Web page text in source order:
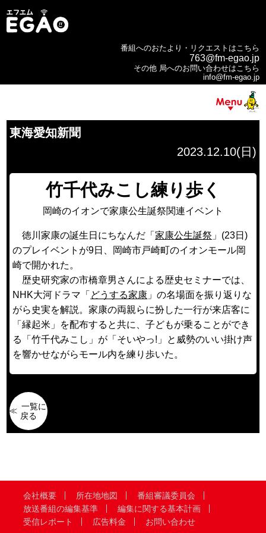
番組へのおたより・リクエストはこちら
763@fm-egao.jp
その他 局へのお問い合わせはこちら
info@fm-egao.jp
東海愛知新聞
2023.12.10(日)
竹千代みこし練り歩く
岡崎のイオンで家康公生誕祭関連イベント
徳川家康の誕生日にちなんだ「家康公生誕祭 」(23日)
のプレイベントが9日、岡崎市戸崎町のイオンモール岡
崎で開かれた。
歴史研究家の市橋章男さんによる歴史セミナーでは、
NHK大河ドラマ「 どうする家康 」の名場面を振り返りな
がら史実を解説。家康の両親らに扮した一行が来店客に
「縁起米」を配布すると共に、子どもが乗ることができ
る「竹千代みこし」が「そいやっ!」と威勢のいい掛け声
を響かせながらモール内を練り歩いた。
一覧に
戻る
会社概要 所在地地図
番組審議委員会
放送番組の編集基準
編集に関する基本計画
受信レポート
広告料金 お問い合わせ